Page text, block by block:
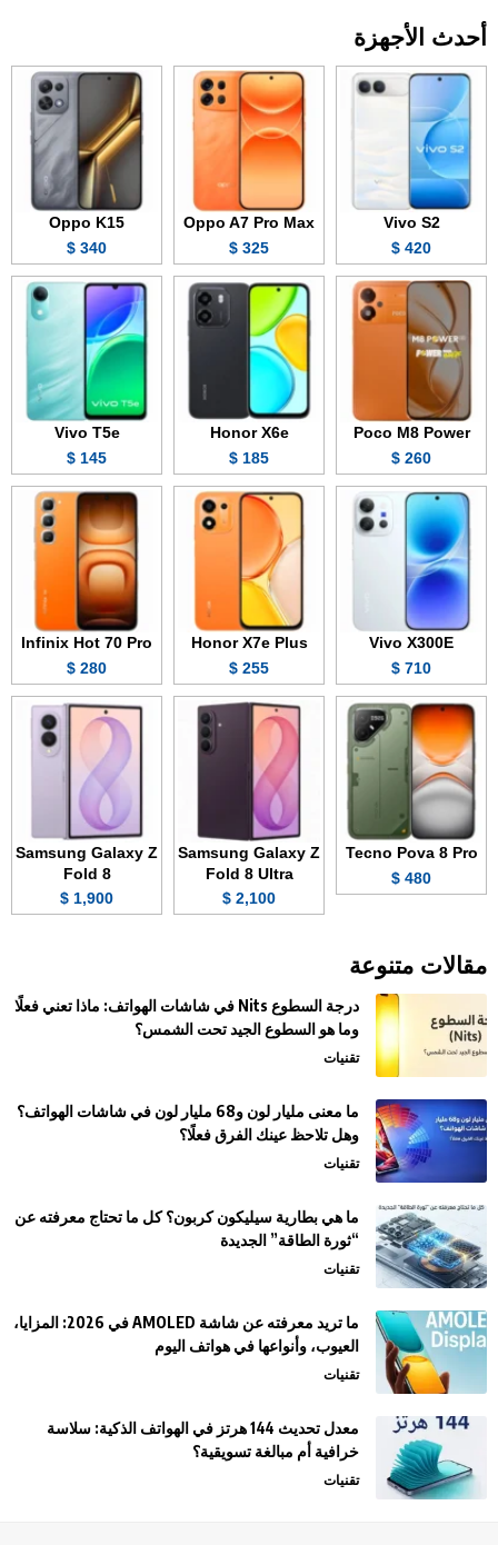
أحدث الأجهزة
Vivo S2
420 $
Oppo A7 Pro Max
325 $
Oppo K15
340 $
Poco M8 Power
260 $
Honor X6e
185 $
Vivo T5e
145 $
Vivo X300E
710 $
Honor X7e Plus
255 $
Infinix Hot 70 Pro
280 $
Tecno Pova 8 Pro
480 $
Samsung Galaxy Z
Fold 8 Ultra
2,100 $
Samsung Galaxy Z
Fold 8
1,900 $
مقالات متنوعة
درجة السطوع Nits في شاشات الهواتف: ماذا تعني فعلًا
وما هو السطوع الجيد تحت الشمس؟
تقنيات
ما معنى مليار لون و68 مليار لون في شاشات الهواتف؟
وهل تلاحظ عينك الفرق فعلًا؟
تقنيات
ما هي بطارية سيليكون كربون؟ كل ما تحتاج معرفته عن
“ثورة الطاقة” الجديدة
تقنيات
ما تريد معرفته عن شاشة AMOLED في 2026: المزايا،
العيوب، وأنواعها في هواتف اليوم
تقنيات
معدل تحديث 144 هرتز في الهواتف الذكية: سلاسة
خرافية أم مبالغة تسويقية؟
تقنيات